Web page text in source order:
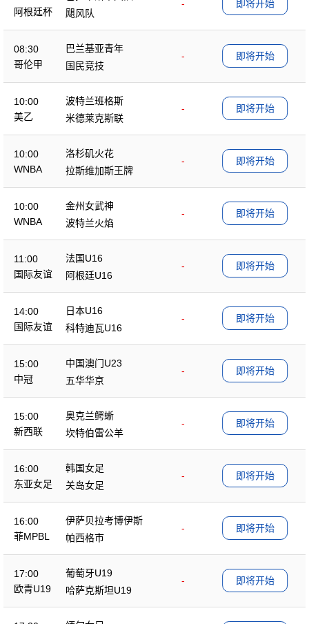
阿根廷杯
-
飓风队
即将开始
08:30
哥伦甲
巴兰基亚青年
-
国民竞技
即将开始
10:00
美乙
波特兰班格斯
-
米德莱克斯联
即将开始
10:00
WNBA
洛杉矶火花
-
拉斯维加斯王牌
即将开始
10:00
WNBA
金州女武神
-
波特兰火焰
即将开始
11:00
国际友谊
法国U16
-
阿根廷U16
即将开始
14:00
国际友谊
日本U16
-
科特迪瓦U16
即将开始
15:00
中冠
中国澳门U23
-
五华华京
即将开始
15:00
新西联
奥克兰鳄蜥
-
坎特伯雷公羊
即将开始
16:00
东亚女足
韩国女足
-
关岛女足
即将开始
16:00
菲MPBL
伊萨贝拉考博伊斯
-
帕西格市
即将开始
17:00
欧青U19
葡萄牙U19
-
哈萨克斯坦U19
即将开始